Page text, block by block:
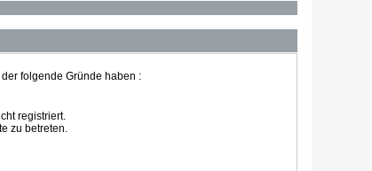
folgende Gründe haben :
registriert.
zu betreten.